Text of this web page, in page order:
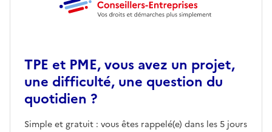
TPE et PME, vous avez un projet,
une difficulté, une question du
quotidien ?
Simple et gratuit : vous êtes rappelé(e) dans les 5 jours